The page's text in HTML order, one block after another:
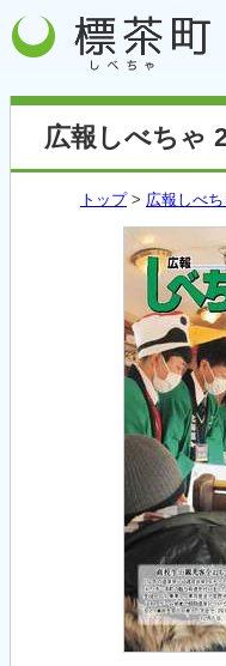
広報しべちゃ
トップ> 広報しべち